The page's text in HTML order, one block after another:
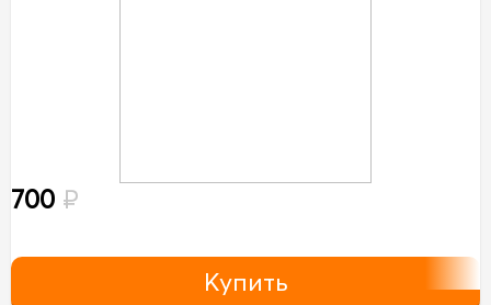
700 ₽